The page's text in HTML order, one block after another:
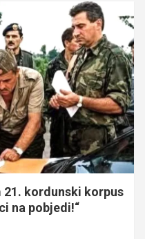
21. kordunski korpus
na pobjedi!“